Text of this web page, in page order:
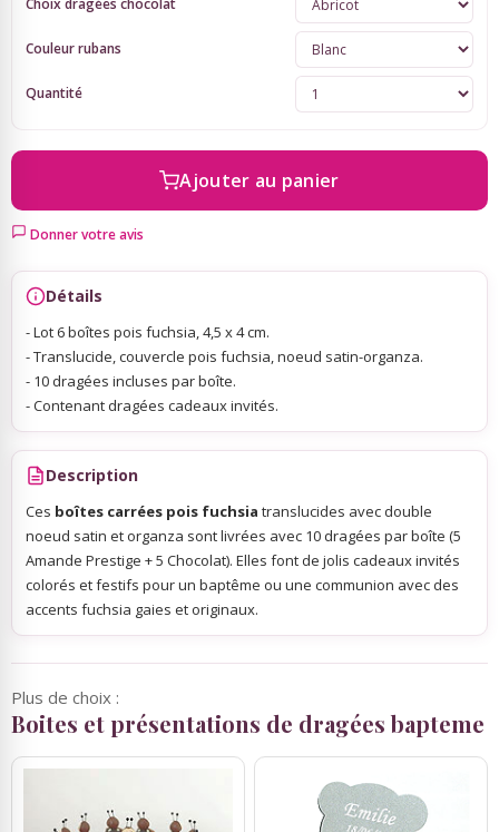
Sky Lanterns
Scrapbooking, Loisirs Créatifs
Choix dragées chocolat
Couleur rubans
Quantité
Ajouter au panier
Donner votre avis
Détails
- Lot 6 boîtes pois fuchsia, 4,5 x 4 cm.
- Translucide, couvercle pois fuchsia, noeud satin-organza.
- 10 dragées incluses par boîte.
- Contenant dragées cadeaux invités.
Description
Ces boîtes carrées pois fuchsia translucides avec double
noeud satin et organza sont livrées avec 10 dragées par boîte (5
Amande Prestige + 5 Chocolat). Elles font de jolis cadeaux invités
colorés et festifs pour un baptême ou une communion avec des
accents fuchsia gaies et originaux.
Plus de choix :
Boites et présentations de dragées bapteme